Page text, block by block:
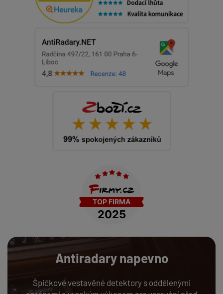
Antiradary napevno
Špičkové vestavěné detektory s oddělenými